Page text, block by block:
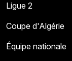
Ligue 2
Coupe d'Algérie
Équipe nationale